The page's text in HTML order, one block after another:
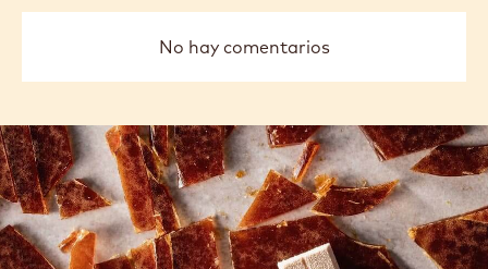
No hay comentarios